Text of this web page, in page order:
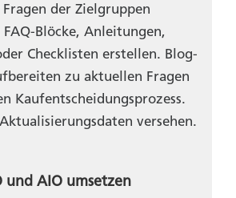
der Zielgruppen
Blöcke, Anleitungen,
Checklisten erstellen. Blog-
zu aktuellen Fragen
Kaufentscheidungsprozess.
versehen.
und AIO umsetzen